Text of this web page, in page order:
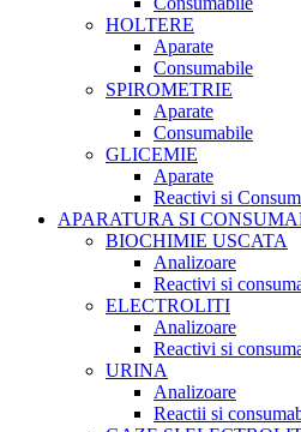
HOLTERE
Aparate
Consumabile
SPIROMETRIE
Aparate
Consumabile
GLICEMIE
Aparate
Reactivi si
APARATURA SI
BIOCHIMIE USCATA
Analizoare
Reactivi si
ELECTROLITI
Analizoare
Reactivi si
URINA
Analizoare
Reactii si